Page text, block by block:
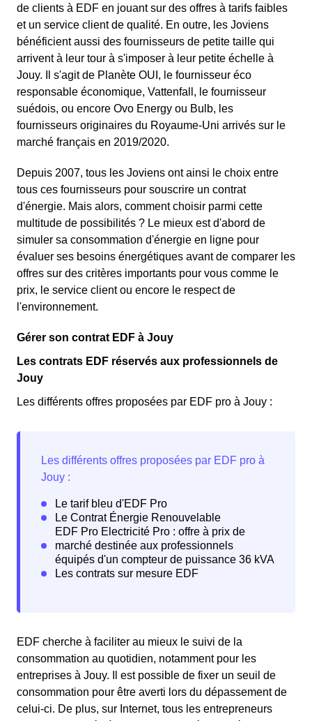
de clients à EDF en jouant sur des offres à tarifs faibles
et un service client de qualité. En outre, les Joviens
bénéficient aussi des fournisseurs de petite taille qui
arrivent à leur tour à s'imposer à leur petite échelle à
Jouy. Il s'agit de Planète OUI, le fournisseur éco
responsable économique, Vattenfall, le fournisseur
suédois, ou encore Ovo Energy ou Bulb, les
fournisseurs originaires du Royaume-Uni arrivés sur le
marché français en 2019/2020.
Depuis 2007, tous les Joviens ont ainsi le choix entre
tous ces fournisseurs pour souscrire un contrat
d'énergie. Mais alors, comment choisir parmi cette
multitude de possibilités ? Le mieux est d'abord de
simuler sa consommation d'énergie en ligne pour
évaluer ses besoins énergétiques avant de comparer les
offres sur des critères importants pour vous comme le
prix, le service client ou encore le respect de
l'environnement.
Gérer son contrat EDF à Jouy
Les contrats EDF réservés aux professionnels de
Jouy
Les différents offres proposées par EDF pro à Jouy :
EDF cherche à faciliter au mieux le suivi de la
consommation au quotidien, notamment pour les
entreprises à Jouy. Il est possible de fixer un seuil de
consommation pour être averti lors du dépassement de
celui-ci. De plus, sur Internet, tous les entrepreneurs